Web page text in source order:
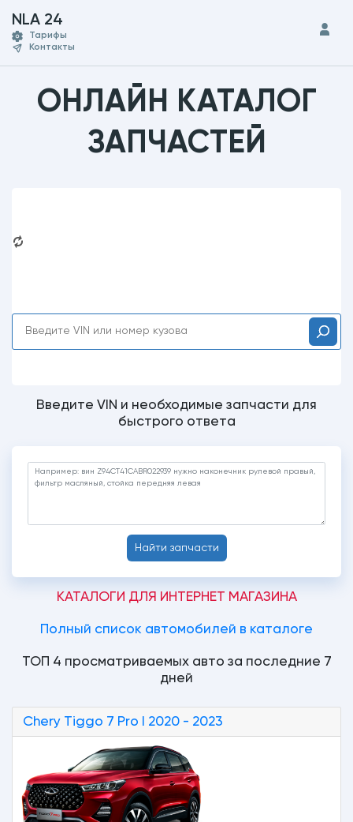
NLA 24
Тарифы
Контакты
ОНЛАЙН КАТАЛОГ
ЗАПЧАСТЕЙ
Введите VIN и необходимые запчасти для
быстрого ответа
Найти запчасти
КАТАЛОГИ ДЛЯ ИНТЕРНЕТ МАГАЗИНА
Полный список автомобилей в каталоге
ТОП 4 просматриваемых авто за последние 7
дней
Chery Tiggo 7 Pro I 2020 - 2023